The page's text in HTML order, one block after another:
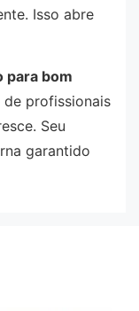
Isso abre
para bom
de profissionais
Seu
garantido